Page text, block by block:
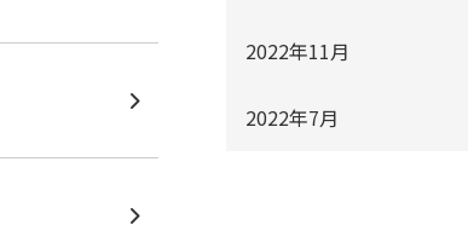
2022年11月
2022年7月